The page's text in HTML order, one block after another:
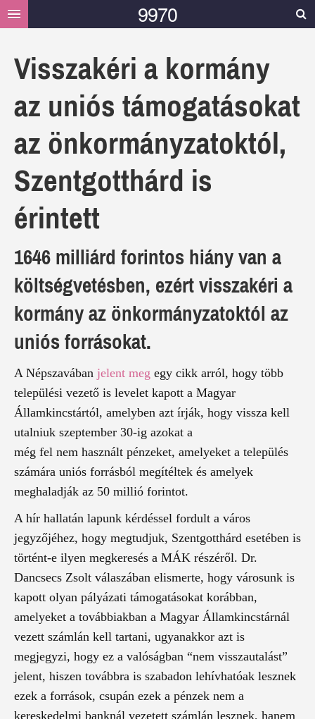
9970
HÍREK
MÁSOK MONDTÁK
GALÉRIA
VIDEÓ
TÁMOGATÁS
Visszakéri a kormány
az uniós támogatásokat
az önkormányzatoktól,
Szentgotthárd is
érintett
1646 milliárd forintos hiány van a
költségvetésben, ezért visszakéri a
kormány az önkormányzatoktól az
uniós forrásokat.
A Népszavában jelent meg egy cikk arról, hogy több
települési vezető is levelet kapott a Magyar
Államkincstártól, amelyben azt írják, hogy vissza kell
utalniuk szeptember 30-ig azokat a
még fel nem használt pénzeket, amelyeket a település
számára uniós forrásból megítéltek és amelyek
meghaladják az 50 millió forintot.
A hír hallatán lapunk kérdéssel fordult a város
jegyzőjéhez, hogy megtudjuk, Szentgotthárd esetében is
történt-e ilyen megkeresés a MÁK részéről. Dr.
Dancsecs Zsolt válaszában elismerte, hogy városunk is
kapott olyan pályázati támogatásokat korábban,
amelyeket a továbbiakban a Magyar Államkincstárnál
vezett számlán kell tartani, ugyanakkor azt is
megjegyzi, hogy ez a valóságban “nem visszautalást”
jelent, hiszen továbbra is szabadon lehívhatóak lesznek
ezek a források, csupán ezek a pénzek nem a
kereskedelmi banknál vezetett számlán lesznek, hanem